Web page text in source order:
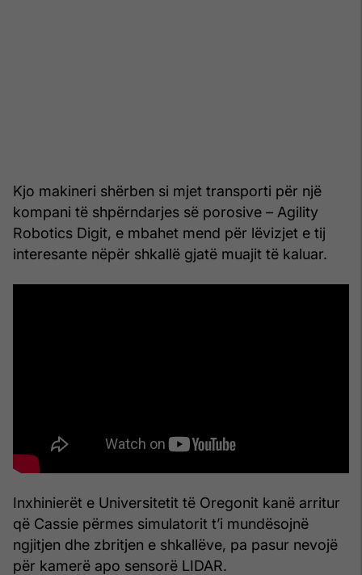
Kjo makineri shërben si mjet transporti për një
kompani të shpërndarjes së porosive – Agility
Robotics Digit, e mbahet mend për lëvizjet e tij
interesante nëpër shkallë gjatë muajit të kaluar.
Inxhinierët e Universitetit të Oregonit kanë arritur
që Cassie përmes simulatorit t’i mundësojnë
ngjitjen dhe zbritjen e shkallëve, pa pasur nevojë
për kamerë apo sensorë LIDAR.